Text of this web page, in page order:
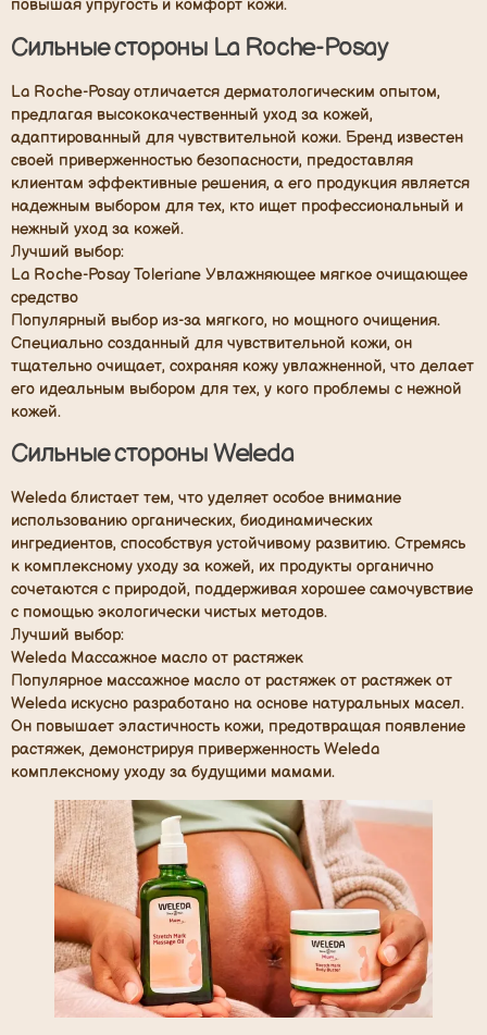
повышая упругость и комфорт кожи.
Сильные стороны La Roche-Posay
La Roche-Posay отличается дерматологическим опытом,
предлагая высококачественный уход за кожей,
адаптированный для чувствительной кожи. Бренд известен
своей приверженностью безопасности, предоставляя
клиентам эффективные решения, а его продукция является
надежным выбором для тех, кто ищет профессиональный и
нежный уход за кожей.
Лучший выбор:
La Roche-Posay Toleriane Увлажняющее мягкое очищающее
средство
Популярный выбор из-за мягкого, но мощного очищения.
Специально созданный для чувствительной кожи, он
тщательно очищает, сохраняя кожу увлажненной, что делает
его идеальным выбором для тех, у кого проблемы с нежной
кожей.
Сильные стороны Weleda
Weleda блистает тем, что уделяет особое внимание
использованию органических, биодинамических
ингредиентов, способствуя устойчивому развитию. Стремясь
к комплексному уходу за кожей, их продукты органично
сочетаются с природой, поддерживая хорошее самочувствие
с помощью экологически чистых методов.
Лучший выбор:
Weleda Массажное масло от растяжек
Популярное массажное масло от растяжек от растяжек от
Weleda искусно разработано на основе натуральных масел.
Он повышает эластичность кожи, предотвращая появление
растяжек, демонстрируя приверженность Weleda
комплексному уходу за будущими мамами.